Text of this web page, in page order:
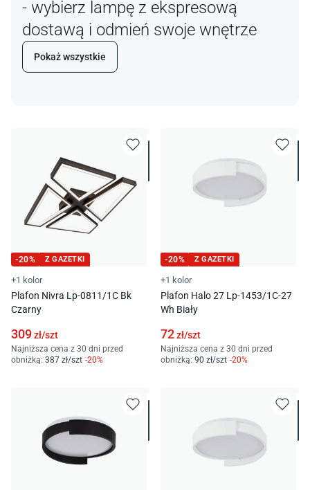
- wybierz lampę z ekspresową
dostawą i odmień swoje wnętrze
Pokaż wszystkie
-20% Z GAZETKI
+1 kolor
Plafon Nivra Lp-0811/1C Bk
Czarny
309zł/szt
Najniższa cena z 30 dni przed
obniżką: 387 zł/szt -20%
-20% Z GAZETKI
+1 kolor
Plafon Halo 27 Lp-1453/1C-27
Wh Biały
72zł/szt
Najniższa cena z 30 dni przed
obniżką: 90 zł/szt -20%